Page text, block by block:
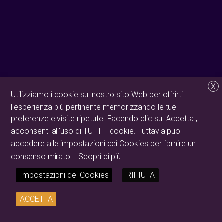
X
Utilizziamo i cookie sul nostro sito Web per offrirti
l'esperienza più pertinente memorizzando le tue
preferenze e visite ripetute. Facendo clic su "Accetta",
acconsenti all'uso di TUTTI i cookie. Tuttavia puoi
accedere alle impostazioni dei Cookies per fornire un
consenso mirato.
Scopri di più
Impostazioni dei Cookies
RIFIUTA
ACCETTA